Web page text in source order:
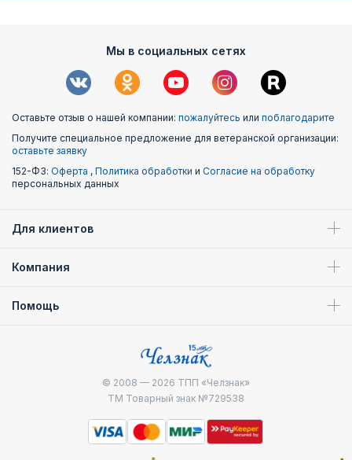
Мы в социальных сетях
Оставьте отзыв о нашей компании: пожалуйтесь или поблагодарите
Получите специальное предложение для ветеранской организации:
оставьте заявку
152-ФЗ: Оферта , Политика обработки и Согласие на обработку
персональных данных
Для клиентов
Компания
Помощь
© 2008 — 2026 ТПП «Челзнак»
ТМ Товарный знак №729538